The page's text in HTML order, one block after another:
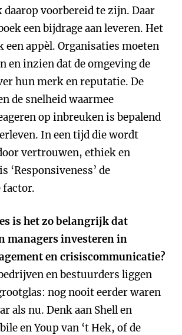
daarop voorbereid te zijn. Daar
een bijdrage aan leveren. Het
een appèl. Organisaties moeten
en inzien dat de omgeving de
hun merk en reputatie. De
de snelheid waarmee
op inbreuken is bepalend
In een tijd die wordt
vertrouwen, ethiek en
‘Responsiveness’ de
factor.
is het zo belangrijk dat
managers investeren in
en crisiscommunicatie?
en bestuurders liggen
nog nooit eerder waren
als nu. Denk aan Shell en
en Youp van ‘t Hek, of de